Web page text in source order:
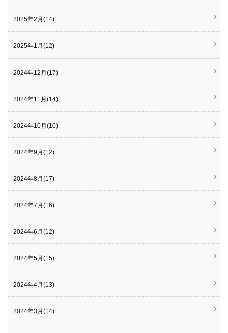
2025年2月(14)
2025年1月(12)
2024年12月(17)
2024年11月(14)
2024年10月(10)
2024年9月(12)
2024年8月(17)
2024年7月(16)
2024年6月(12)
2024年5月(15)
2024年4月(13)
2024年3月(14)